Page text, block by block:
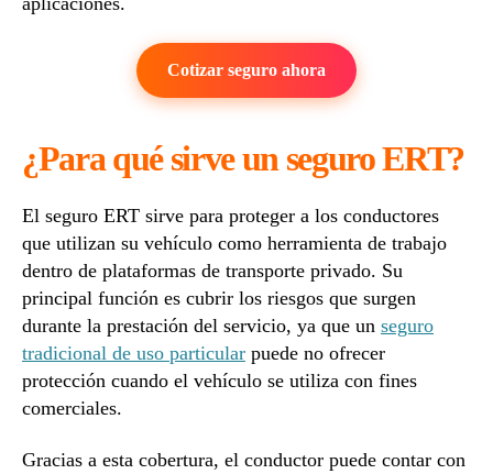
Cotizar seguro ahora
¿Para qué sirve un seguro ERT?
El seguro ERT sirve para proteger a los conductores
que utilizan su vehículo como herramienta de trabajo
dentro de plataformas de transporte privado. Su
principal función es cubrir los riesgos que surgen
durante la prestación del servicio, ya que un seguro
tradicional de uso particular puede no ofrecer
protección cuando el vehículo se utiliza con fines
comerciales.
Gracias a esta cobertura, el conductor puede contar con